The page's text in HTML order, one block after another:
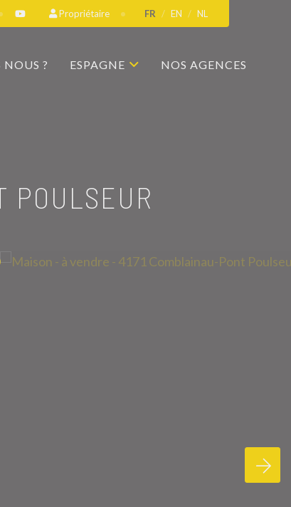
Propriétaire FR EN NL
? ESPAGNE
NOS AGENCES
POULSEUR